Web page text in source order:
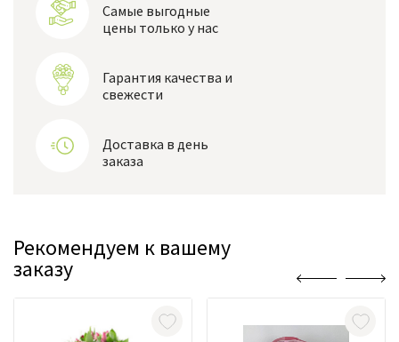
Самые выгодные
цены только у нас
Гарантия качества и
свежести
Доставка в день
заказа
Рекомендуем к вашему
заказу